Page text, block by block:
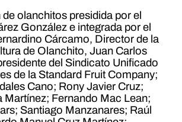
olanchitos presidida por el
González e integrada por el
Cárcamo, Director de la
de Olanchito, Juan Carlos
del Sindicato Unificado
de la Standard Fruit Company;
Cano; Rony Javier Cruz;
Martínez; Fernando Mac Lean;
Santiago Manzanares; Raúl